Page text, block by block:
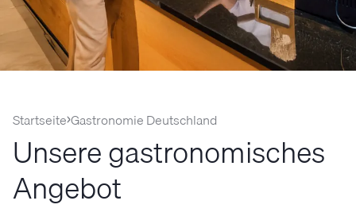
Startseite Gastronomie Deutschland
Unsere gastronomisches
Angebot